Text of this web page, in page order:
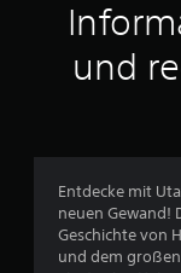
und
Entdecke mit
neuen Gewand!
Geschichte von
und dem